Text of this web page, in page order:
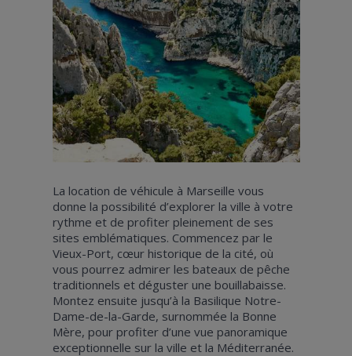
La location de véhicule à Marseille vous
donne la possibilité d’explorer la ville à votre
rythme et de profiter pleinement de ses
sites emblématiques. Commencez par le
Vieux-Port, cœur historique de la cité, où
vous pourrez admirer les bateaux de pêche
traditionnels et déguster une bouillabaisse.
Montez ensuite jusqu’à la Basilique Notre-
Dame-de-la-Garde, surnommée la Bonne
Mère, pour profiter d’une vue panoramique
exceptionnelle sur la ville et la Méditerranée.